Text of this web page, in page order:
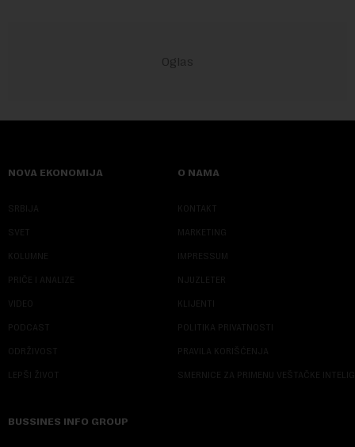
NOVA EKONOMIJA
SRBIJA
SVET
KOLUMNE
PRIČE I ANALIZE
VIDEO
PODCAST
ODRŽIVOST
LEPŠI ŽIVOT
O NAMA
KONTAKT
MARKETING
IMPRESSUM
NJUZLETER
KLIJENTI
POLITIKA PRIVATNOSTI
PRAVILA KORIŠĆENJA
SMERNICE ZA PRIMENU VEŠTAČKE
BUSSINES INFO GROUP